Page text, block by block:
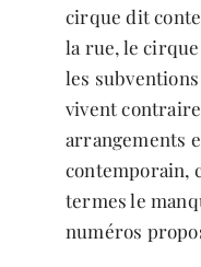
cirque dit
la rue, le
les
vivent
arrangements
contemporain,
termes le
numéros